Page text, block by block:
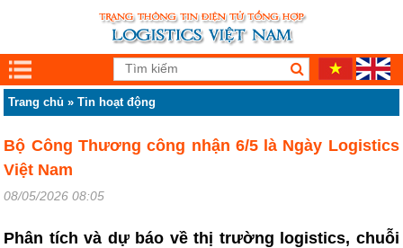
Trang chủ »Tin hoạt động
Bộ Công Thương công nhận 6/5 là Ngày Logistics
Việt Nam
08/05/2026 08:05
Phân tích và dự báo về thị trường logistics, chuỗi